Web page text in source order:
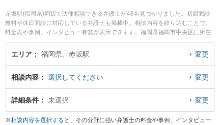
赤坂駅(福岡県)周辺で法律相談できる弁護士が48名見つかりました。初回面談
無料や休日面談に対応している弁護士も掲載中。相談内容を絞り込むことで、
料金表や事例、インタビュー有無が表示できます。福岡県福岡市中央区に所在
する赤坂駅は福岡市営地下鉄空港線沿線の駅です。より多くの弁護士から探し
たいときは市区町村検索や同一路線のより大きな駅も追加選択して探すと良い
のプロフィール情報や弁護士費用、強みなどが注目されています。『立ち退き
交渉のトラブルを勤務先から通いやすい赤坂駅周辺に事務所を構える弁護士に
面談予約したい』『立ち退き交渉のトラブル解決の実績豊富な赤坂駅近くの弁
弁護士に面談予約したい』などでお困りの相談者さんにおすすめです。
エリア 福岡県、赤坂駅 変更
相談内容 選択してください 変更
詳細条件 未選択 変更
※相談内容を選択する と、その分野に強い弁護士の料金や事例、インタビュー